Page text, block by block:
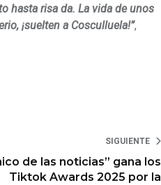
hasta risa da. La vida de unos
¡suelten a Cosculluela!”,
SIGUIENTE
de las noticias” gana los
Tiktok Awards 2025 por la